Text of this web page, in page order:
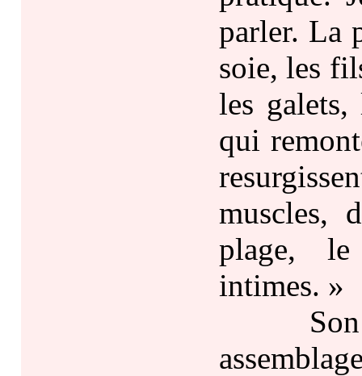
parler. La
soie, les
les
qui
muscles,
plage, le
intimes. »
Son